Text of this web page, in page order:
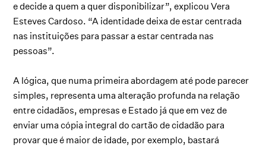
e decide a quem a quer disponibilizar”, explicou Vera
Esteves Cardoso. “A identidade deixa de estar centrada
nas instituições para passar a estar centrada nas
pessoas”.
A lógica, que numa primeira abordagem até pode parecer
simples, representa uma alteração profunda na relação
entre cidadãos, empresas e Estado já que em vez de
enviar uma cópia integral do cartão de cidadão para
provar que é maior de idade, por exemplo, bastará